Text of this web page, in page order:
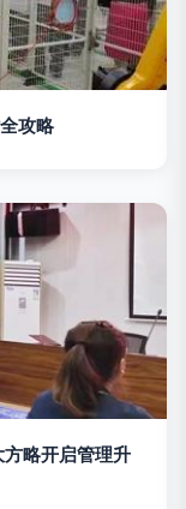
攻略
略开启管理升